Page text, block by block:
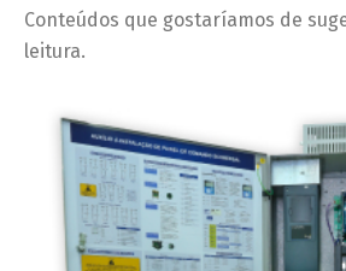
Conteúdos que gostaríamos de
leitura.